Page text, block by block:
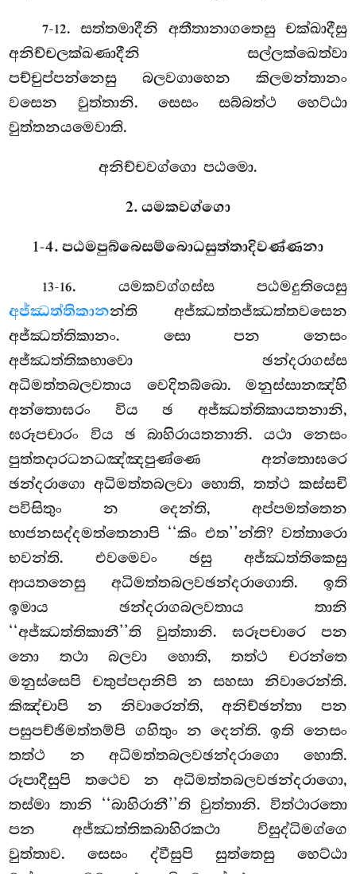
7-12. සත්තමාදීනි අතීතානාගතෙසු චක්ඛාදීසු
අනිච්චලක්ඛණාදීනි සල්ලක්ඛෙත්වා
පච්චුප්පන්නෙසු බලවගාහෙන කිලමන්තානං
වසෙන වුත්තානි. සෙසං සබ්බත්ථ හෙට්ඨා
වුත්තනයමෙවාති.
අනිච්චවග්ගො පඨමො.
2. යමකවග්ගො
1-4. පඨමපුබ්බෙසම්බොධසුත්තාදිවණ්ණනා
13-16. යමකවග්ගස්ස පඨමදුතියෙසු
අජ්ඣත්තිකානන්ති අජ්ඣත්තජ්ඣත්තවසෙන
අජ්ඣත්තිකානං. සො පන නෙසං
අජ්ඣත්තිකභාවො ඡන්දරාගස්ස
අධිමත්තබලවතාය වෙදිතබ්බො. මනුස්සානඤ්හි
අන්තොඝරං විය ඡ අජ්ඣත්තිකායතනානි,
ඝරූපචාරං විය ඡ බාහිරායතනානි. යථා නෙසං
පුත්තදාරධනධඤ්ඤපුණ්ණෙ අන්තොඝරෙ
ඡන්දරාගො අධිමත්තබලවා හොති, තත්ථ කස්සචි
පවිසිතුං න දෙන්ති, අප්පමත්තෙන
භාජනසද්දමත්තෙනාපි ‘‘කිං එත’’න්ති? වත්තාරො
භවන්ති. එවමෙවං ඡසු අජ්ඣත්තිකෙසු
ආයතනෙසු අධිමත්තබලවඡන්දරාගොති. ඉති
ඉමාය ඡන්දරාගබලවතාය තානි
‘‘අජ්ඣත්තිකානී’’ති වුත්තානි. ඝරූපචාරෙ පන
නො තථා බලවා හොති, තත්ථ චරන්තෙ
මනුස්සෙපි චතුප්පදානිපි න සහසා නිවාරෙන්ති.
කිඤ්චාපි න නිවාරෙන්ති, අනිච්ඡන්තා පන
පසුපච්ඡිමත්තම්පි ගහිතුං න දෙන්ති. ඉති නෙසං
තත්ථ න අධිමත්තබලවඡන්දරාගො හොති.
රූපාදීසුපි තථෙව න අධිමත්තබලවඡන්දරාගො,
තස්මා තානි ‘‘බාහිරානී’’ති වුත්තානි. විත්ථාරතො
පන අජ්ඣත්තිකබාහිරකථා විසුද්ධිමග්ගෙ
වුත්තාව. සෙසං ද්වීසුපි සුත්තෙසු හෙට්ඨා